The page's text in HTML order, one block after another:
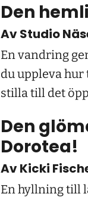
Den
Av Studio
En vandring
du uppleva hur
stilla till det
Den
Dorotea!
Av Kicki
En hyllning till